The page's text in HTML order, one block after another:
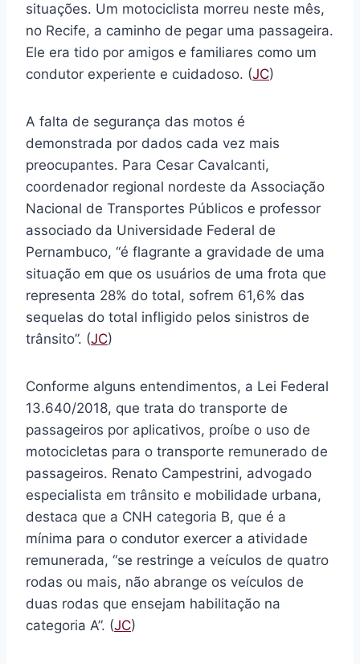
situações. Um motociclista morreu neste mês,
no Recife, a caminho de pegar uma passageira.
Ele era tido por amigos e familiares como um
condutor experiente e cuidadoso. (JC)
A falta de segurança das motos é
demonstrada por dados cada vez mais
preocupantes. Para Cesar Cavalcanti,
coordenador regional nordeste da Associação
Nacional de Transportes Públicos e professor
associado da Universidade Federal de
Pernambuco, “é flagrante a gravidade de uma
situação em que os usuários de uma frota que
representa 28% do total, sofrem 61,6% das
sequelas do total infligido pelos sinistros de
trânsito”. (JC)
Conforme alguns entendimentos, a Lei Federal
13.640/2018, que trata do transporte de
passageiros por aplicativos, proíbe o uso de
motocicletas para o transporte remunerado de
passageiros. Renato Campestrini, advogado
especialista em trânsito e mobilidade urbana,
destaca que a CNH categoria B, que é a
mínima para o condutor exercer a atividade
remunerada, “se restringe a veículos de quatro
rodas ou mais, não abrange os veículos de
duas rodas que ensejam habilitação na
categoria A”. (JC)